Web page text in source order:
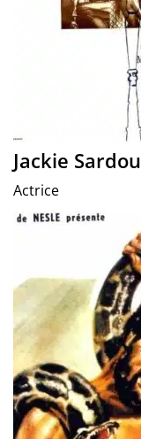
Jackie Sardou
Actrice